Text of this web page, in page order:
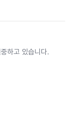
하고 있습니다.